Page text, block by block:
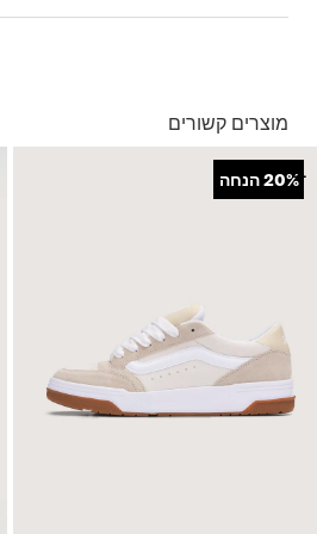
*ייתכנו עיכובים בעקבות עומסים
*בכפוף לתנאי המשלוחים המלאים כאן
החזרות והחלפות
מוצרים קשורים
+
20%הנחה